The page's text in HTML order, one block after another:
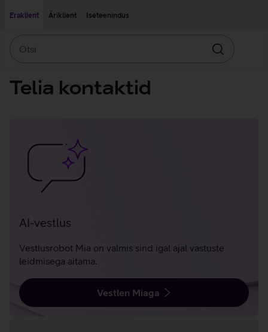
Eraklient
Äriklient Iseteenindus
Otsin
Telia kontaktid
klienditeenindus
AI-vestlus
Vestlusrobot Mia on valmis sind igal ajal vastuste
leidmisega aitama.
Vestlen Miaga